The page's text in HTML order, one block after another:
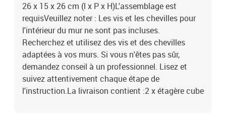
26 x 15 x 26 cm (l x P x H)L'assemblage est
requisVeuillez noter : Les vis et les chevilles pour
l'intérieur du mur ne sont pas incluses.
Recherchez et utilisez des vis et des chevilles
adaptées à vos murs. Si vous n'êtes pas sûr,
demandez conseil à un professionnel. Lisez et
suivez attentivement chaque étape de
l'instruction.La livraison contient :2 x étagère cube